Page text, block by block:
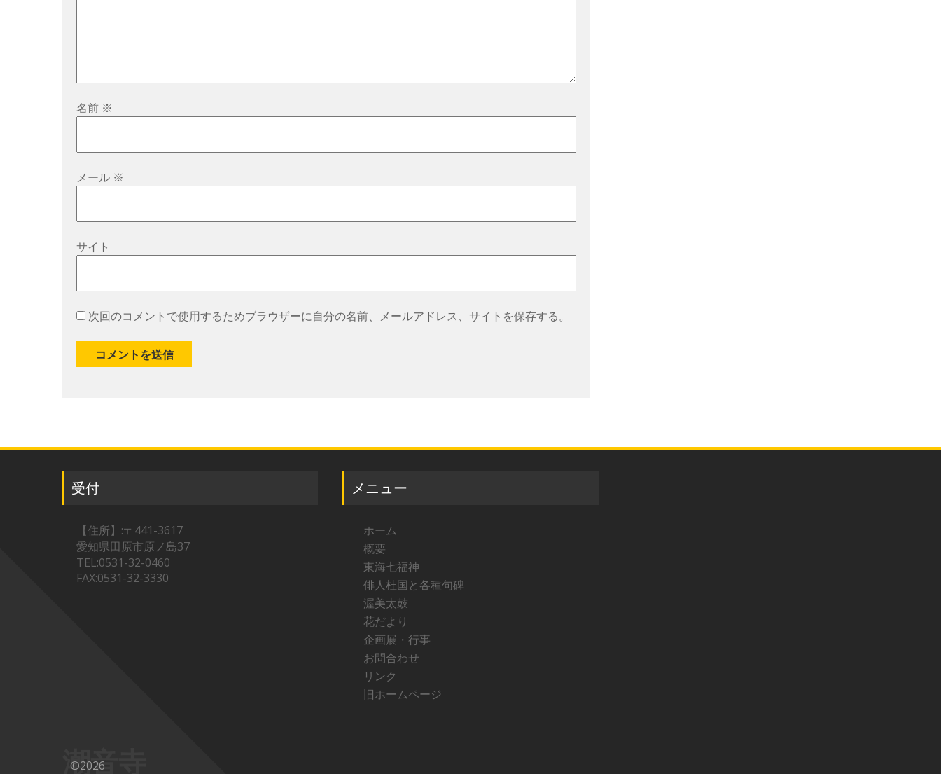
名前 ※
メール ※
サイト
次回のコメントで使用するためブラウザーに自分の名前、メールアドレス、サイトを保存する。
受付
【住所】:〒441-3617
愛知県田原市原ノ島37
TEL:0531-32-0460
FAX:0531-32-3330
メニュー
ホーム
概要
東海七福神
俳人杜国と各種句碑
渥美太鼓
花だより
企画展・行事
お問合わせ
リンク
旧ホームページ
潮音寺
©2026